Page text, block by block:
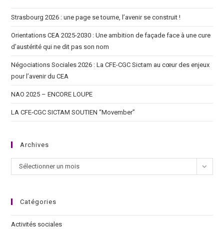
Strasbourg 2026 : une page se tourne, l’avenir se construit !
Orientations CEA 2025-2030 : Une ambition de façade face à une cure
d’austérité qui ne dit pas son nom
Négociations Sociales 2026 : La CFE-CGC Sictam au cœur des enjeux
pour l’avenir du CEA
NAO 2025 – ENCORE LOUPE
LA CFE‑CGC SICTAM SOUTIEN “Movember”
Archives
Sélectionner un mois
Catégories
Activités sociales